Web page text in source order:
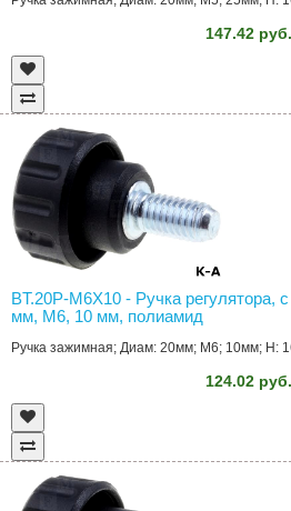
147.42 руб.
BT.20P-M6X10 - Ручка регулятора,
мм, M6, 10 мм, полиамид
Ручка зажимная; Диам: 20мм; M6; 10мм; H:
124.02 руб.